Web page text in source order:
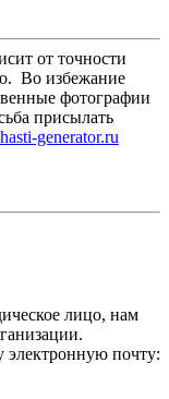
от точности
Во избежание
фотографии
присылать
generator.ru
лицо, нам
почту: